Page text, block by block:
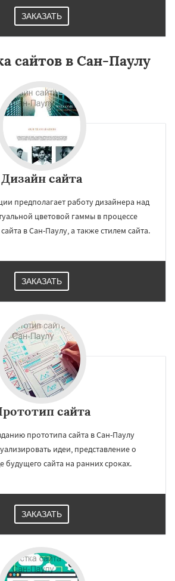
ЗАКАЗАТЬ
сайтов в Сан-Паулу
Дизайн сайта
предполагает работу дизайнера над
цветовой гаммы в процессе
в Сан-Паулу, а также стилем сайта.
ЗАКАЗАТЬ
сайта
прототипа сайта в Сан-Паулу
идеи, представление о
будущего сайта на ранних сроках.
ЗАКАЗАТЬ